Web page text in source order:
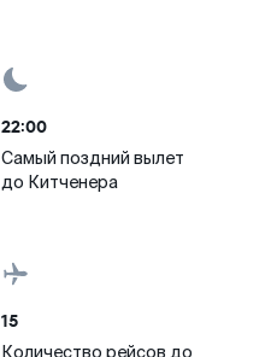
22:00
Самый поздний вылет
до Китченера
15
Количество рейсов до